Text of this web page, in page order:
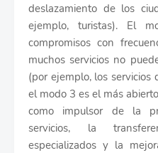
deslazamiento de los
ejemplo, turistas). El
compromisos con
muchos servicios no
(por ejemplo, los servicios
el modo 3 es el más
como impulsor de la
servicios, la
especializados y la